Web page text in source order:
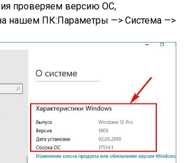
проверяем версию ОС,
нашем ПК:Параметры —> Система —>